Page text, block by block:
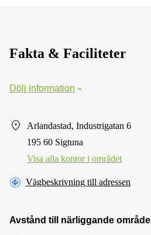
Fakta & Faciliteter
Dölj information
Arlandastad, Industrigatan 6
195 60 Sigtuna
Visa alla kontor i området
Vägbeskrivning till adressen
Avstånd till närliggande område